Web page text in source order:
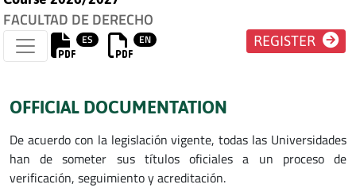
FACULTAD DE DERECHO
ES EN REGISTER
OFFICIAL DOCUMENTATION
De acuerdo con la legislación vigente, todas las Universidades
han de someter sus títulos oficiales a un proceso de
verificación, seguimiento y acreditación.